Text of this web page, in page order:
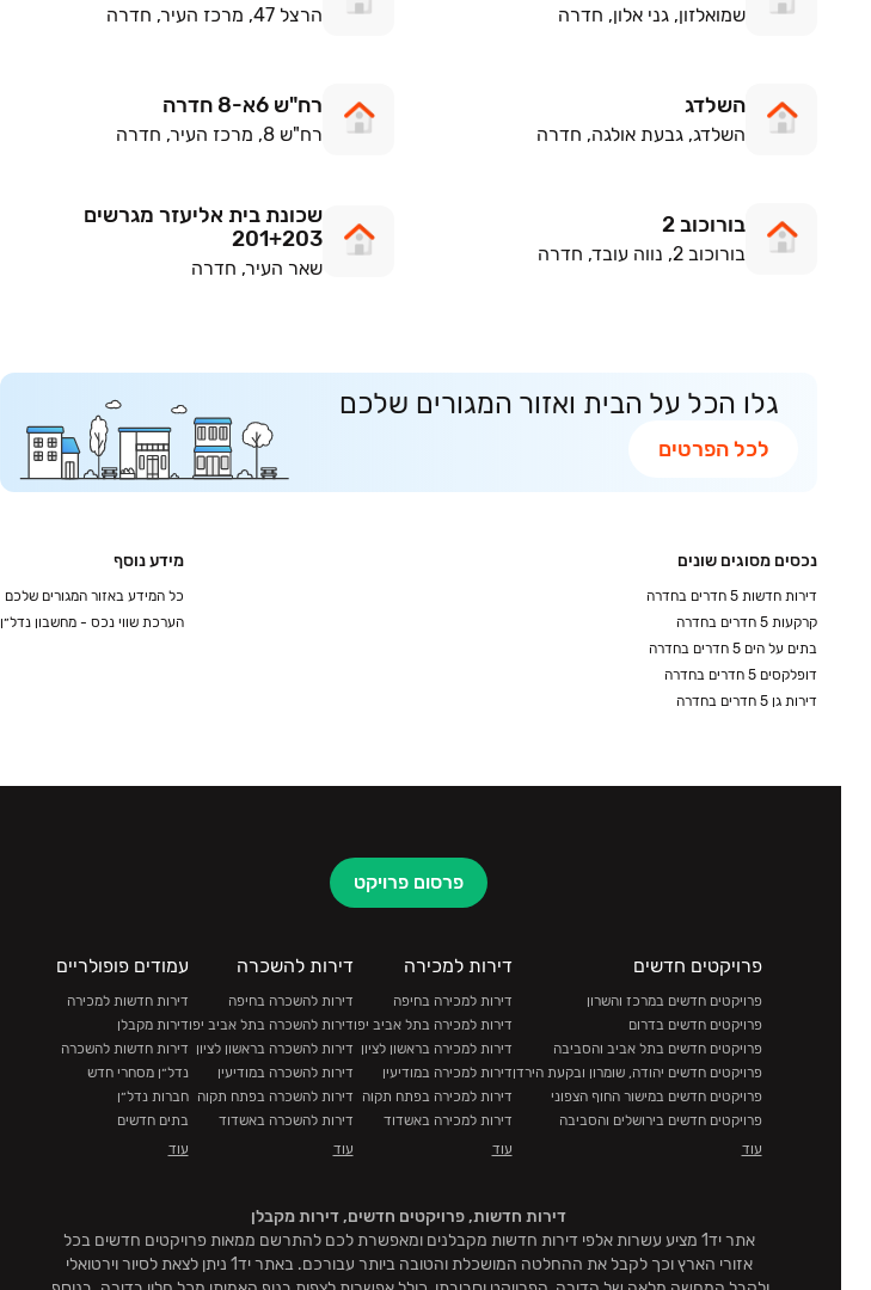
שמואלזון, גני אלון, חדרה הרצל 47, מרכז העיר, חדרה
השלדג
השלדג, גבעת אולגה, חדרה
רח"ש 6א-8 חדרה
רח"ש 8, מרכז העיר, חדרה
בורוכוב 2
בורוכוב 2, נווה עובד, חדרה
שכונת בית אליעזר מגרשים
201+203
שאר העיר, חדרה
גלו הכל על הבית ואזור המגורים שלכם
לכל הפרטים
נכסים מסוגים שונים
דירות חדשות 5 חדרים בחדרה
קרקעות 5 חדרים בחדרה
בתים על הים 5 חדרים בחדרה
דופלקסים 5 חדרים בחדרה
דירות גן 5 חדרים בחדרה
מידע נוסף
כל המידע באזור המגורים שלכם
הערכת שווי נכס - מחשבון נדל״ן
פרסום פרויקט
פרויקטים חדשים
פרויקטים חדשים במרכז והשרון
פרויקטים חדשים בדרום
פרויקטים חדשים בתל אביב והסביבה
פרויקטים חדשים יהודה, שומרון ובקעת הירדן
פרויקטים חדשים במישור החוף הצפוני
פרויקטים חדשים בירושלים והסביבה
פרויקטים חדשים בצפון והעמקים
עוד
דירות למכירה
דירות למכירה בחיפה
דירות למכירה בתל אביב יפו
דירות למכירה בראשון לציון
דירות למכירה במודיעין
דירות למכירה בפתח תקוה
דירות למכירה באשדוד
דירות למכירה בחולון
דירות למכירה בירושלים
דירות למכירה בחדרה
דירות למכירה בהרצליה
עוד
דירות להשכרה
דירות להשכרה בחיפה
דירות להשכרה בתל אביב יפו
דירות להשכרה בראשון לציון
דירות להשכרה במודיעין
דירות להשכרה בפתח תקוה
דירות להשכרה באשדוד
דירות להשכרה בחולון
דירות להשכרה בירושלים
דירות להשכרה בחדרה
דירות להשכרה בהרצליה
עוד
עמודים פופולריים
דירות חדשות למכירה
דירות מקבלן
דירות חדשות להשכרה
נדל״ן מסחרי חדש
חברות נדל״ן
בתים חדשים
דופלקסים
עוד
דירות חדשות, פרויקטים חדשים, דירות מקבלן
אתר יד1 מציע עשרות אלפי דירות חדשות מקבלנים ומאפשרת לכם להתרשם ממאות פרויקטים חדשים בכל
אזורי הארץ וכך לקבל את ההחלטה המושכלת והטובה ביותר עבורכם. באתר יד1 ניתן לצאת לסיור וירטואלי